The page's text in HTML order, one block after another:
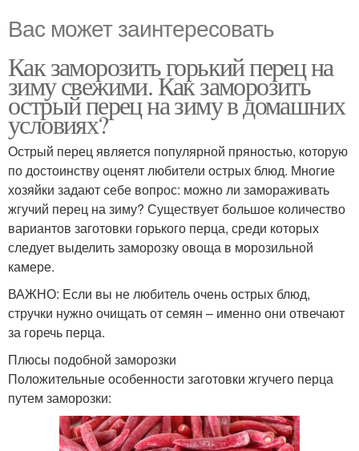
Вас может заинтересовать
Как заморозить горький перец на
зиму свежими. Как заморозить
острый перец на зиму в домашних
условиях?
Острый перец является популярной пряностью, которую
по достоинству оценят любители острых блюд. Многие
хозяйки задают себе вопрос: можно ли замораживать
жгучий перец на зиму? Существует большое количество
вариантов заготовки горького перца, среди которых
следует выделить заморозку овоща в морозильной
камере.
ВАЖНО: Если вы не любитель очень острых блюд,
стручки нужно очищать от семян – именно они отвечают
за горечь перца.
Плюсы подобной заморозки
Положительные особенности заготовки жгучего перца
путем заморозки: